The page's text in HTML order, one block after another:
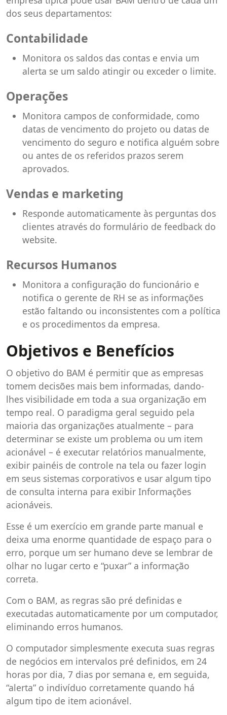
dos seus departamentos:
Contabilidade
Monitora os saldos das contas e envia um
alerta se um saldo atingir ou exceder o limite.
Operações
Monitora campos de conformidade, como
datas de vencimento do projeto ou datas de
vencimento do seguro e notifica alguém sobre
ou antes de os referidos prazos serem
aprovados.
Vendas e marketing
Responde automaticamente às perguntas dos
clientes através do formulário de feedback do
website.
Recursos Humanos
Monitora a configuração do funcionário e
notifica o gerente de RH se as informações
estão faltando ou inconsistentes com a política
e os procedimentos da empresa.
Objetivos e Benefícios
O objetivo do BAM é permitir que as empresas
tomem decisões mais bem informadas, dando-
lhes visibilidade em toda a sua organização em
tempo real. O paradigma geral seguido pela
maioria das organizações atualmente – para
determinar se existe um problema ou um item
acionável – é executar relatórios manualmente,
exibir painéis de controle na tela ou fazer login
em seus sistemas corporativos e usar algum tipo
de consulta interna para exibir Informações
acionáveis.
Esse é um exercício em grande parte manual e
deixa uma enorme quantidade de espaço para o
erro, porque um ser humano deve se lembrar de
olhar no lugar certo e “puxar” a informação
correta.
Com o BAM, as regras são pré definidas e
executadas automaticamente por um computador,
eliminando erros humanos.
O computador simplesmente executa suas regras
de negócios em intervalos pré definidos, em 24
horas por dia, 7 dias por semana e, em seguida,
“alerta” o indivíduo corretamente quando há
algum tipo de item acionável.